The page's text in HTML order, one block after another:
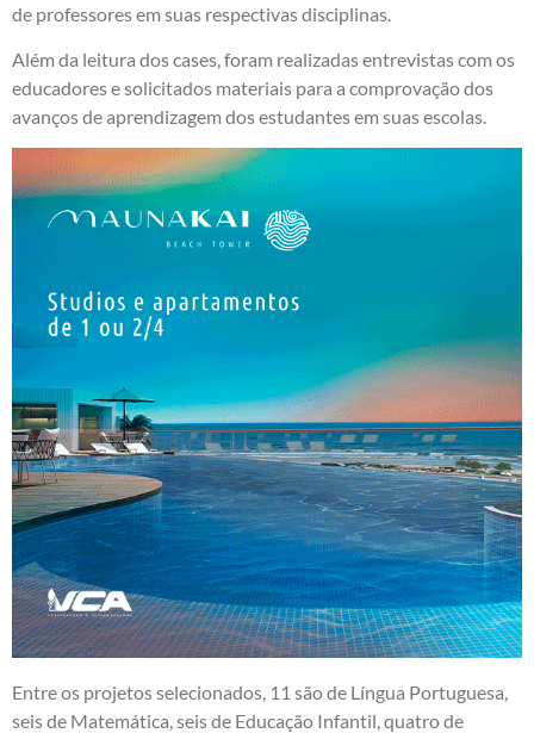
de professores em suas respectivas disciplinas.
Além da leitura dos cases, foram realizadas entrevistas com os
educadores e solicitados materiais para a comprovação dos
avanços de aprendizagem dos estudantes em suas escolas.
Entre os projetos selecionados, 11 são de Língua Portuguesa,
seis de Matemática, seis de Educação Infantil, quatro de